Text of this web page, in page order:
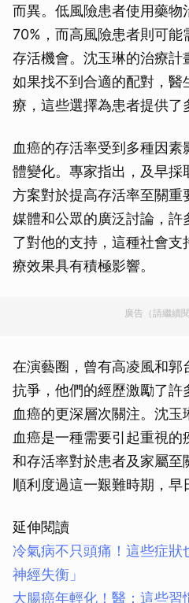
而異。低風險患者使用藥物
70%，而高風險患者則可能
存活機會。沈玉琳的治療計
如果找不到合適的配對，
療，這些選擇為患者提供了
血癌的存活率受到多種因
體變化。專家指出，及早採
方案對於提高存活率至關重
媒體和公眾的廣泛討論，許
了對他的支持，這種社會
療效果具有積極影響。
廣告（請繼續
在演藝圈，曾有高凌風和郭
抗爭，他們的經歷激勵了
血癌的更深層次關注。沈玉
血癌是一種需要引起重視
和存活率對於患者及家屬至
順利度過這一艱難時期，早
延伸閱讀
冷氣病不只頭痛！這些症
神經失衡」
大腸癌年輕化！醫：這些